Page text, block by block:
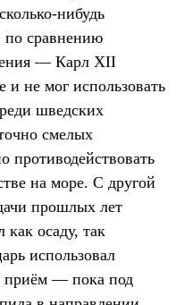
нибудь
по сравнению
— Карл XII
и не мог использовать
шведских
смелых
противодействовать
на море. С другой
прошлых лет
как осаду, так
использовал
приём — пока под